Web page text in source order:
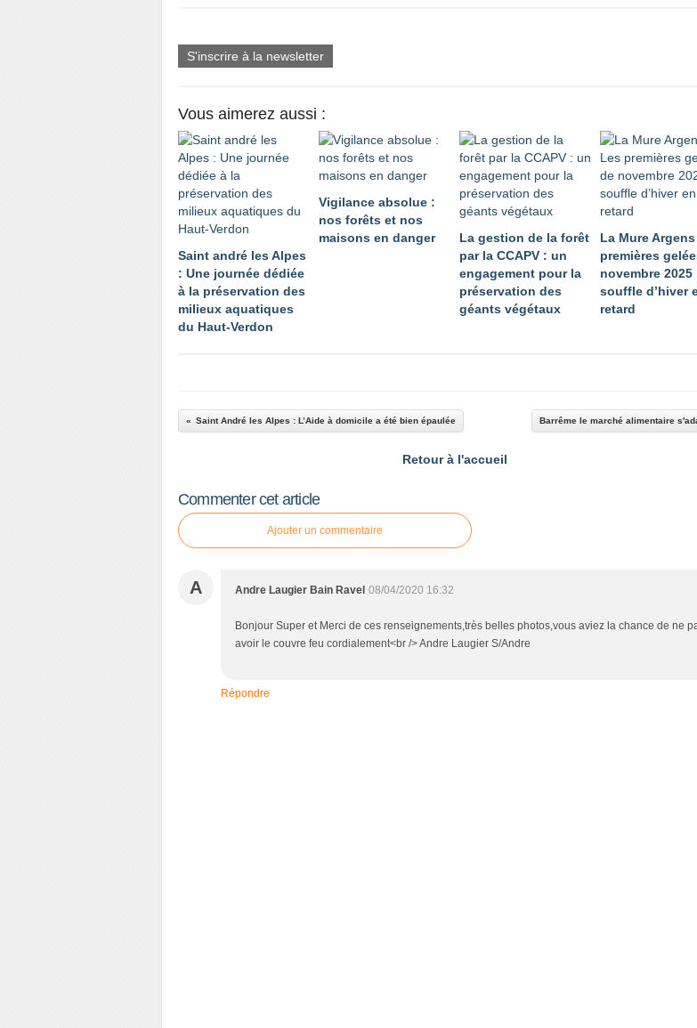
S'inscrire à la newsletter
Vous aimerez aussi :
Saint andré les Alpes
: Une journée dédiée
à la préservation des
milieux aquatiques
du Haut-Verdon
Vigilance absolue :
nos forêts et nos
maisons en danger
La gestion de la forêt
par la CCAPV : un
engagement pour la
préservation des
géants végétaux
La Mure
premières
novembre 2025
souffle d’hiver
retard
Saint André les Alpes : L’Aide à domicile a été bien épaulée Barrême le marché alimentaire
Retour à l'accueil
Commenter cet article
Ajouter un commentaire
A Andre Laugier Bain Ravel 08/04/2020 16:32
Bonjour Super et Merci de ces renseignements,très belles photos,vous aviez la chance de ne
avoir le couvre feu cordialement<br /> Andre Laugier S/Andre
Répondre